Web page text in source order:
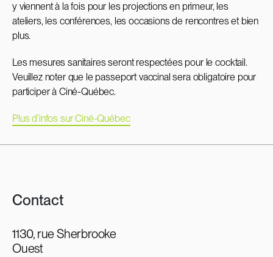
y viennent à la fois pour les projections en primeur, les
ateliers, les conférences, les occasions de rencontres et bien
plus.
Les mesures sanitaires seront respectées pour le cocktail.
Veuillez noter que le passeport vaccinal sera obligatoire pour
participer à Ciné-Québec.
Plus d’infos sur Ciné-Québec
Contact
1130, rue Sherbrooke
Ouest